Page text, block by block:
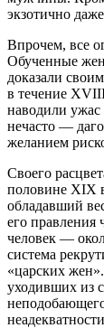
экзотично
Впрочем, все
Обученные
доказали
в течение
наводили ужас
нечасто —
желанием
Своего
половине XIX
обладавший
его правления
человек —
система
«царских
уходивших из